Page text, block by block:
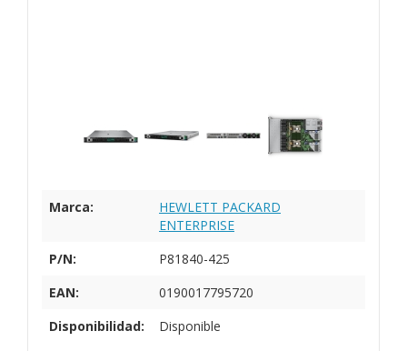
Marca:
HEWLETT PACKARD
ENTERPRISE
P/N:
P81840-425
EAN:
0190017795720
Disponibilidad:
Disponible